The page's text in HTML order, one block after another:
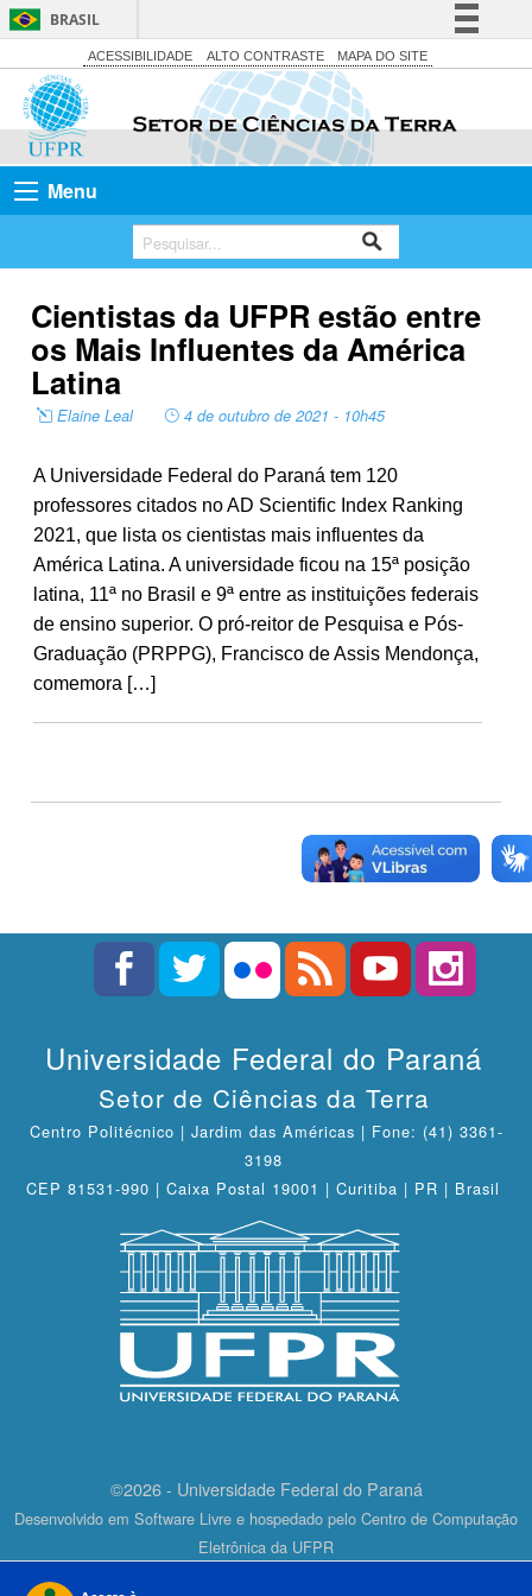
BRASIL
Simplifique!
Comunica BR
Participe
Acesso à informação
Canais
ACESSIBILIDADE ALTO CONTRASTE MAPA DO SITE
Menu
Cientistas da UFPR estão entre
os Mais Influentes da América
Latina
Elaine Leal 4 de outubro de 2021 - 10h45
A Universidade Federal do Paraná tem 120
professores citados no AD Scientific Index Ranking
2021, que lista os cientistas mais influentes da
América Latina. A universidade ficou na 15ª posição
latina, 11ª no Brasil e 9ª entre as instituições federais
de ensino superior. O pró-reitor de Pesquisa e Pós-
Graduação (PRPPG), Francisco de Assis Mendonça,
comemora […]
Universidade Federal do Paraná
Setor de Ciências da Terra
Centro Politécnico | Jardim das Américas | Fone: (41) 3361-
3198
CEP 81531-990 | Caixa Postal 19001 | Curitiba | PR | Brasil
©2026 - Universidade Federal do Paraná
Desenvolvido em Software Livre e hospedado pelo Centro de Computação
Eletrônica da UFPR